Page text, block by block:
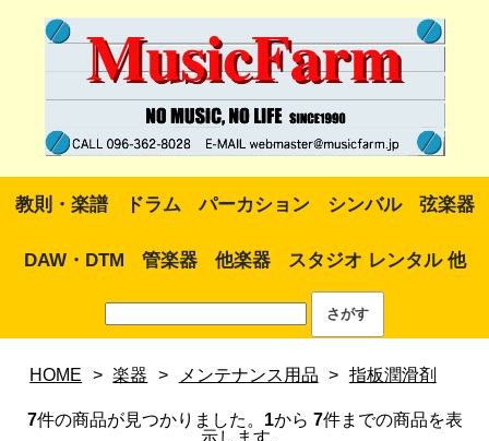
教則・楽譜 ドラム パーカション シンバル 弦楽器
DAW・DTM 管楽器 他楽器 スタジオ レンタル 他
HOME > 楽器 > メンテナンス用品 > 指板潤滑剤
7件の商品が見つかりました。 1から 7件までの商品を表
示します。